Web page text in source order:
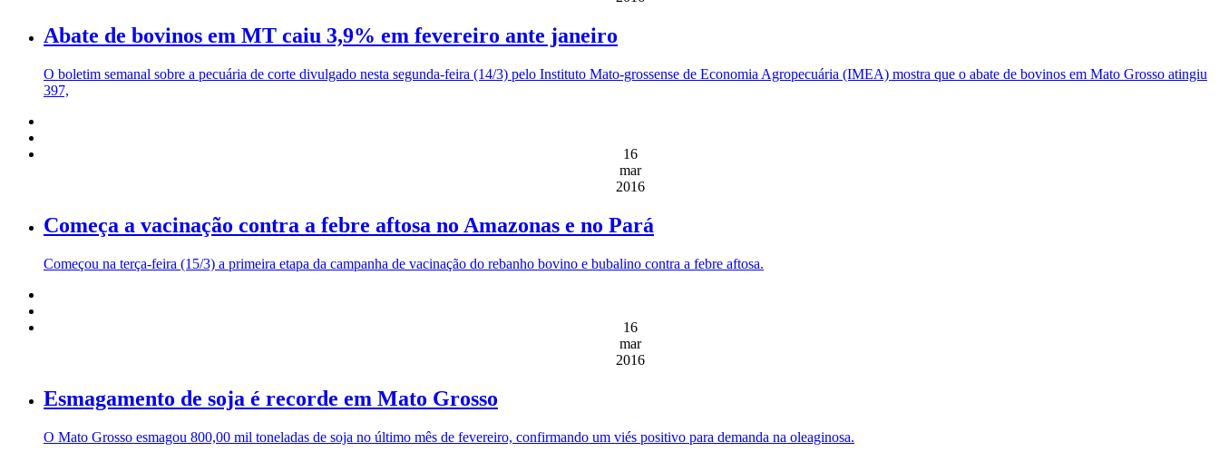
Abate de bovinos em MT caiu 3,9% em fevereiro ante janeiro
O boletim semanal sobre a pecuária de corte divulgado nesta segunda-feira (14/3) pelo Instituto Mato-grossense de Economia Agropecuária (IMEA) mostra que o abate de bovinos em Mato Grosso atingiu
397,
16
mar
2016
Começa a vacinação contra a febre aftosa no Amazonas e no Pará
Começou na terça-feira (15/3) a primeira etapa da campanha de vacinação do rebanho bovino e bubalino contra a febre aftosa.
16
mar
2016
Esmagamento de soja é recorde em Mato Grosso
O Mato Grosso esmagou 800,00 mil toneladas de soja no último mês de fevereiro, confirmando um viés positivo para demanda na oleaginosa.